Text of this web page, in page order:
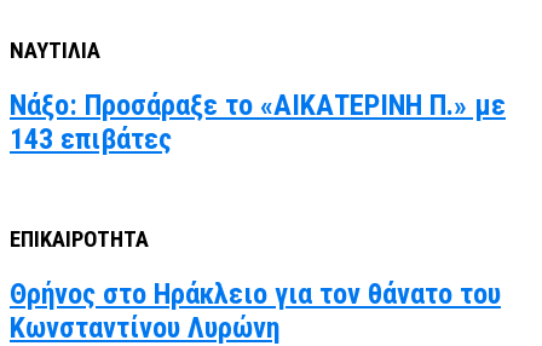
ΝΑΥΤΙΛΙΑ
Νάξο: Προσάραξε το «ΑΙΚΑΤΕΡΙΝΗ Π.» με
143 επιβάτες
ΕΠΙΚΑΙΡΟΤΗΤΑ
Θρήνος στο Ηράκλειο για τον θάνατο του
Κωνσταντίνου Λυρώνη